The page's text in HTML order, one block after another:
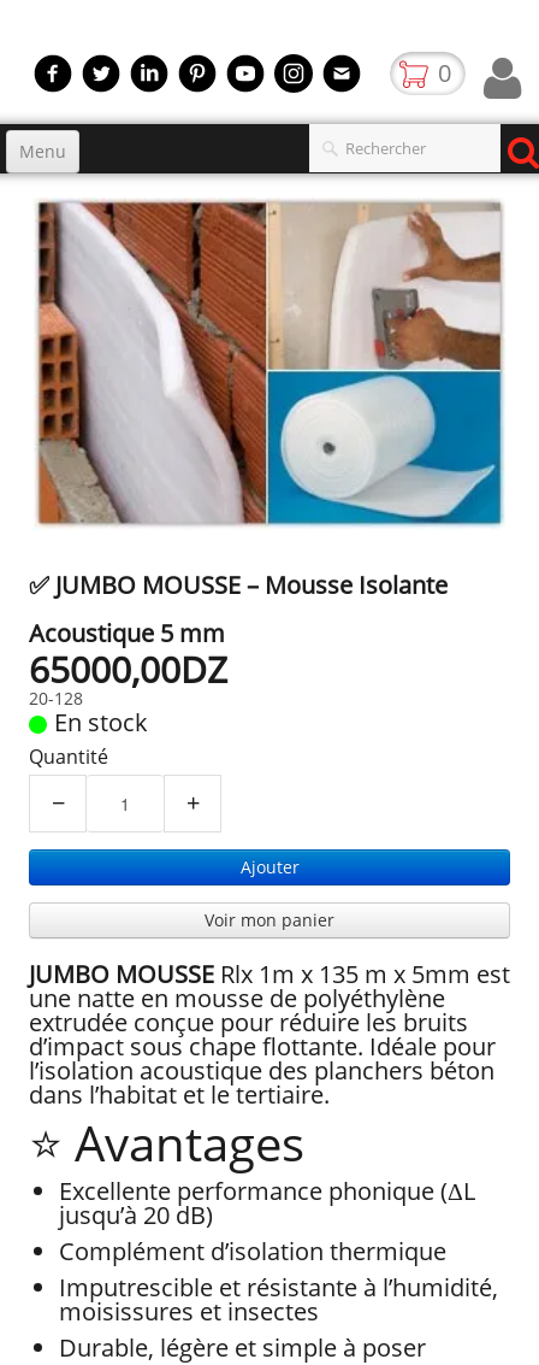
0
Menu
Accueil
Produits▼
gamme
Boutique
Video
Contact
blog
✅ JUMBO MOUSSE – Mousse Isolante
Acoustique 5 mm
65000,00DZ
20-128
En stock
Quantité
− +
Ajouter
Voir mon panier
JUMBO MOUSSE Rlx 1m x 135 m x 5mm est
une natte en mousse de polyéthylène
extrudée conçue pour réduire les bruits
d’impact sous chape flottante. Idéale pour
l’isolation acoustique des planchers béton
dans l’habitat et le tertiaire.
⭐ Avantages
Excellente performance phonique (ΔL
jusqu’à 20 dB)
Complément d’isolation thermique
Imputrescible et résistante à l’humidité,
moisissures et insectes
Durable, légère et simple à poser